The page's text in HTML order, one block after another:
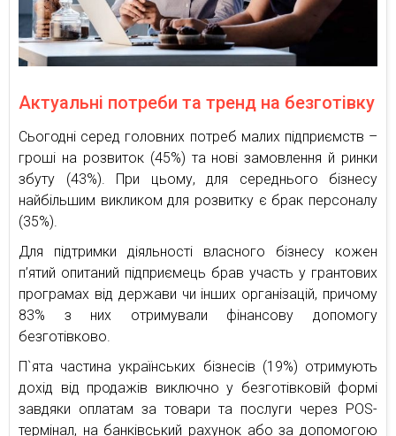
Актуальні потреби та тренд на безготівку
Сьогодні серед головних потреб малих підприємств –
гроші на розвиток (45%) та нові замовлення й ринки
збуту (43%). При цьому, для середнього бізнесу
найбільшим викликом для розвитку є брак персоналу
(35%).
Для підтримки діяльності власного бізнесу кожен
п’ятий опитаний підприємець брав участь у грантових
програмах від держави чи інших організацій, причому
83% з них отримували фінансову допомогу
безготівково.
П`ята частина українських бізнесів (19%) отримують
дохід від продажів виключно у безготівковій формі
завдяки оплатам за товари та послуги через POS-
термінал, на банківський рахунок або за допомогою